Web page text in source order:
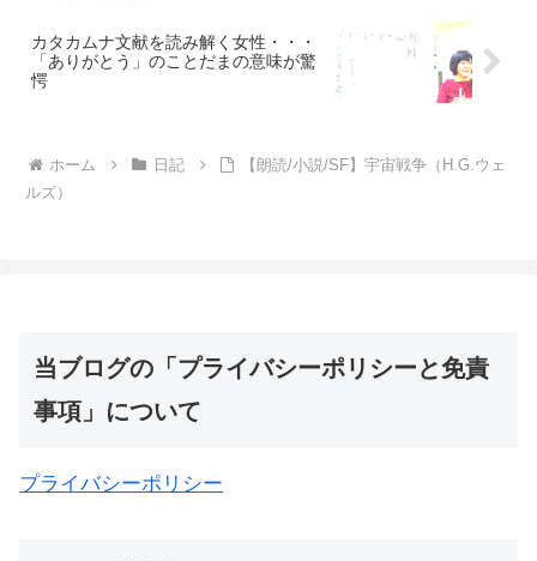
カタカムナ文献を読み解く女性・・・
「ありがとう」のことだまの意味が驚
愕
ホーム 日記
【朗読/小説/SF】宇宙戦争（H.G.ウェ
ルズ）
当ブログの「プライバシーポリシーと免責
事項」について
プライバシーポリシー